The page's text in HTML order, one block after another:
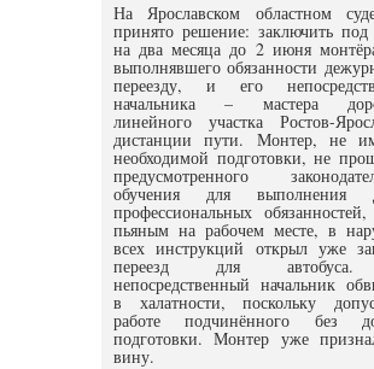
На Ярославском областном
принято решение: заключить под
на два месяца до 2 июня
выполнявшего обязанности
переезду, и его
начальника – мастера
линейного участка Ростов-
дистанции пути. Монтер, не
необходимой подготовки, не
предусмотренного
обучения для выполнения
профессиональных обязанностей,
пьяным на рабочем месте, в
всех инструкций открыл уже
переезд для
непосредственный начальник
в халатности, поскольку
работе подчинённого без
подготовки. Монтер уже
вину.